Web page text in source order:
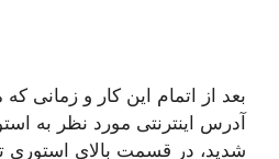
بعد از اتمام این کار و زمانی
آدرس اینترنتی مورد نظر به
شدید، در قسمت بالای استوری